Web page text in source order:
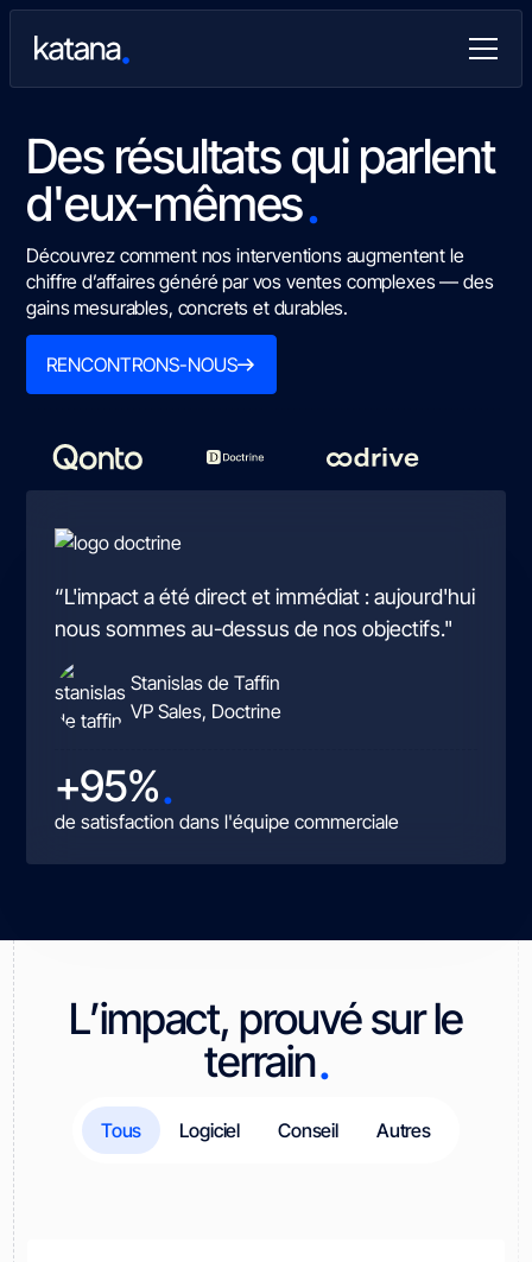
Des résultats qui parlent
d'eux-mêmes.
Découvrez comment nos interventions augmentent le
chiffre d’affaires généré par vos ventes complexes — des
gains mesurables, concrets et durables.
RENCONTRONS-NOUS
“L'impact a été direct et immédiat : aujourd'hui
nous sommes au-dessus de nos objectifs."
Stanislas de Taffin
VP Sales, Doctrine
+95%.
de satisfaction dans l'équipe commerciale
L’impact, prouvé sur le
terrain.
Tous Logiciel Conseil Autres